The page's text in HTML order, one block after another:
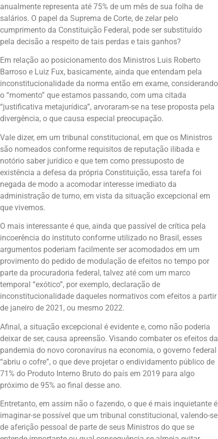
anualmente representa até 75% de um mês de sua folha de
salários. O papel da Suprema de Corte, de zelar pelo
cumprimento da Constituição Federal, pode ser substituído
pela decisão a respeito de tais perdas e tais ganhos?
Em relação ao posicionamento dos Ministros Luis Roberto
Barroso e Luiz Fux, basicamente, ainda que entendam pela
inconstitucionalidade da norma então em exame, considerando
o “momento” que estamos passando, com uma citada
“justificativa metajurídica”, arvoraram-se na tese proposta pela
divergência, o que causa especial preocupação.
Vale dizer, em um tribunal constitucional, em que os Ministros
são nomeados conforme requisitos de reputação ilibada e
notório saber jurídico e que tem como pressuposto de
existência a defesa da própria Constituição, essa tarefa foi
negada de modo a acomodar interesse imediato da
administração de turno, em vista da situação excepcional em
que vivemos.
O mais interessante é que, ainda que passível de crítica pela
incoerência do instituto conforme utilizado no Brasil, esses
argumentos poderiam facilmente ser acomodados em um
provimento do pedido de modulação de efeitos no tempo por
parte da procuradoria federal, talvez até com um marco
temporal “exótico”, por exemplo, declaração de
inconstitucionalidade daqueles normativos com efeitos a partir
de janeiro de 2021, ou mesmo 2022.
Afinal, a situação excepcional é evidente e, como não poderia
deixar de ser, causa apreensão. Visando combater os efeitos da
pandemia do novo coronavírus na economia, o governo federal
“abriu o cofre”, o que deve projetar o endividamento público de
71% do Produto Interno Bruto do país em 2019 para algo
próximo de 95% ao final desse ano.
Entretanto, em assim não o fazendo, o que é mais inquietante é
imaginar-se possível que um tribunal constitucional, valendo-se
de aferição pessoal de parte de seus Ministros do que se